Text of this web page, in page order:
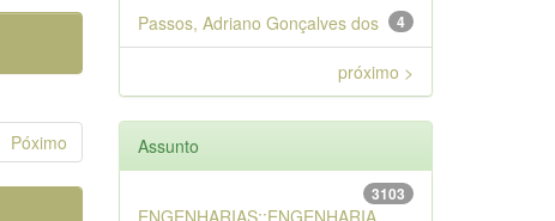
Póximo
4
Passos, Adriano Gonçalves dos
próximo >
Assunto
3103
ENGENHARIAS::ENGENHARIA